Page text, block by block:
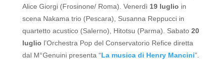
Alice Giorgi (Frosinone/ Roma). Venerdì 19 luglio in
scena Nakama trio (Pescara), Susanna Reppucci in
quartetto acustico (Salerno), Hitotsu (Parma). Sabato 20
luglio l’Orchestra Pop del Conservatorio Refice diretta
dal M°Genuini presenta “La musica di Henry Mancini”.